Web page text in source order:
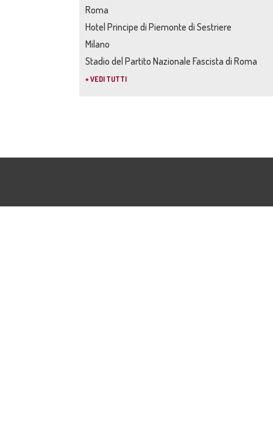
Roma
Hotel Principe di Piemonte di Sestriere
Milano
Stadio del Partito Nazionale Fascista di Roma
+ VEDI TUTTI